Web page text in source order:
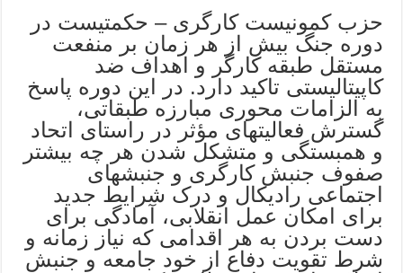
حزب کمونیست کارگری – حکمتیست در
دوره جنگ بیش از هر زمان بر منفعت
مستقل طبقه کارگر و اهداف ضد
کاپیتالیستی تاکید دارد. در این دوره پاسخ
به الزامات محوری مبارزه طبقاتی،
گسترش فعالیتهای مؤثر در راستای اتحاد
و همبستگی و متشکل شدن هر چه بیشتر
صفوف جنبش کارگری و جنبشهای
اجتماعی رادیکال و درک شرایط جدید
برای امکان عمل انقلابی، آمادگی برای
دست بردن به هر اقدامی که نیاز زمانه و
شرط تقویت دفاع از خود جامعه و جنبش